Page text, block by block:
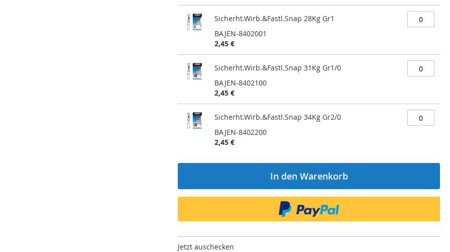
Sicherht.Wirb.&Fastl.Snap 28Kg Gr1
BAJEN-8402001
2,45 €
Sicherht.Wirb.&Fastl.Snap 31Kg Gr1/0
BAJEN-8402100
2,45 €
Sicherht.Wirb.&Fastl.Snap 34Kg Gr2/0
BAJEN-8402200
2,45 €
In den Warenkorb
Jetzt auschecken